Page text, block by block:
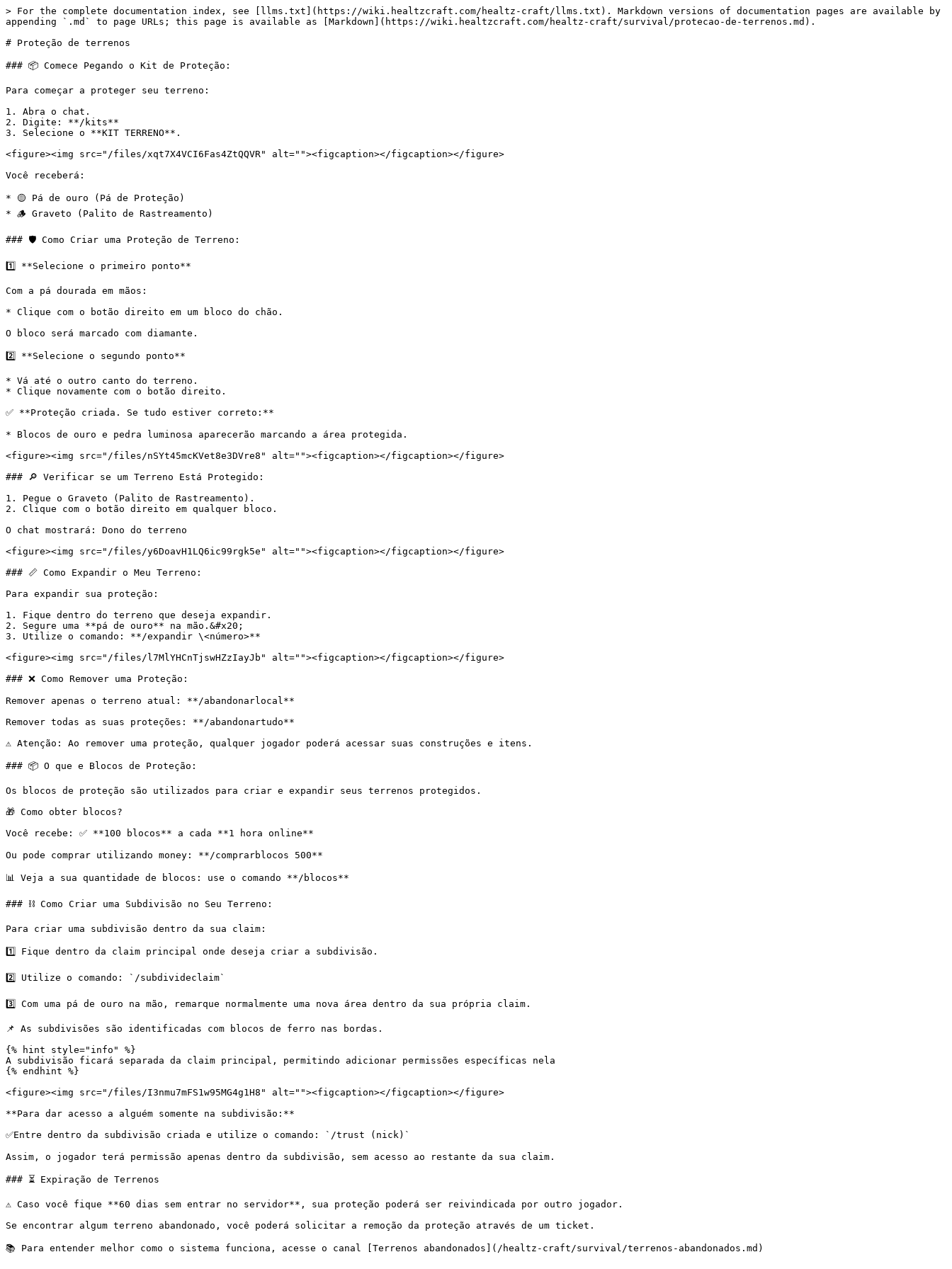
> For the complete documentation index, see [llms.txt](https://wiki.healtzcraft.com/healtz-craft/llms.txt). Markdown versions of documentation pages are available by
appending `.md` to page URLs; this page is available as [Markdown](https://wiki.healtzcraft.com/healtz-craft/survival/protecao-de-terrenos.md).
# Proteção de terrenos
### 📦 Comece Pegando o Kit de Proteção:
Para começar a proteger seu terreno:
1. Abra o chat.
2. Digite: **/kits**
3. Selecione o **KIT TERRENO**.
<figure><img src="/files/xqt7X4VCI6Fas4ZtQQVR" alt=""><figcaption></figcaption></figure>
Você receberá:
* 🟡 Pá de ouro (Pá de Proteção)
* 🪵 Graveto (Palito de Rastreamento)
### 🛡️ Como Criar uma Proteção de Terreno:
1️⃣ **Selecione o primeiro ponto**
Com a pá dourada em mãos:
* Clique com o botão direito em um bloco do chão.
O bloco será marcado com diamante.
2️⃣ **Selecione o segundo ponto**
* Vá até o outro canto do terreno.
* Clique novamente com o botão direito.
✅ **Proteção criada. Se tudo estiver correto:**
* Blocos de ouro e pedra luminosa aparecerão marcando a área protegida.
<figure><img src="/files/nSYt45mcKVet8e3DVre8" alt=""><figcaption></figcaption></figure>
### 🔎 Verificar se um Terreno Está Protegido:
1. Pegue o Graveto (Palito de Rastreamento).
2. Clique com o botão direito em qualquer bloco.
O chat mostrará: Dono do terreno
<figure><img src="/files/y6DoavH1LQ6ic99rgk5e" alt=""><figcaption></figcaption></figure>
### 📏 Como Expandir o Meu Terreno:
Para expandir sua proteção:
1. Fique dentro do terreno que deseja expandir.
2. Segure uma **pá de ouro** na mão.&#x20;
3. Utilize o comando: **/expandir \<número>**
<figure><img src="/files/l7MlYHCnTjswHZzIayJb" alt=""><figcaption></figcaption></figure>
### ❌ Como Remover uma Proteção:
Remover apenas o terreno atual: **/abandonarlocal**
Remover todas as suas proteções: **/abandonartudo**
⚠️ Atenção: Ao remover uma proteção, qualquer jogador poderá acessar suas construções e itens.
### 📦 O que e Blocos de Proteção:
Os blocos de proteção são utilizados para criar e expandir seus terrenos protegidos.
🎁 Como obter blocos?
Você recebe: ✅ **100 blocos** a cada **1 hora online**
Ou pode comprar utilizando money: **/comprarblocos 500**
📊 Veja a sua quantidade de blocos: use o comando **/blocos**
### ⛓️ Como Criar uma Subdivisão no Seu Terreno:
Para criar uma subdivisão dentro da sua claim:
1️⃣ Fique dentro da claim principal onde deseja criar a subdivisão.
2️⃣ Utilize o comando: `/subdivideclaim`
3️⃣ Com uma pá de ouro na mão, remarque normalmente uma nova área dentro da sua própria claim.
📌 As subdivisões são identificadas com blocos de ferro nas bordas.
{% hint style="info" %}
A subdivisão ficará separada da claim principal, permitindo adicionar permissões específicas nela
{% endhint %}
<figure><img src="/files/I3nmu7mFS1w95MG4g1H8" alt=""><figcaption></figcaption></figure>
**Para dar acesso a alguém somente na subdivisão:**
✅Entre dentro da subdivisão criada e utilize o comando: `/trust (nick)`
Assim, o jogador terá permissão apenas dentro da subdivisão, sem acesso ao restante da sua claim.
### ⏳ Expiração de Terrenos
⚠️ Caso você fique **60 dias sem entrar no servidor**, sua proteção poderá ser reivindicada por outro jogador.
Se encontrar algum terreno abandonado, você poderá solicitar a remoção da proteção através de um ticket.
📚 Para entender melhor como o sistema funciona, acesse o canal [Terrenos abandonados](/healtz-craft/survival/terrenos-abandonados.md)